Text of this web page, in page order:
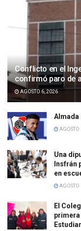
Conflicto en el
confirmó paro de
AGOSTO 6, 2026
Almada
AGOSTO
Una
Insfrán
en
AGOSTO
El
primera